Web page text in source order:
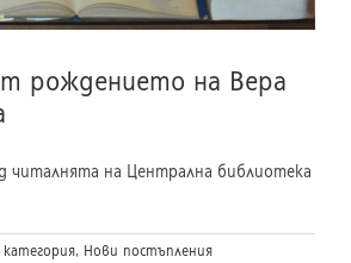
рождението на Вера
читалнята на Централна библиотека
категория, Нови постъпления